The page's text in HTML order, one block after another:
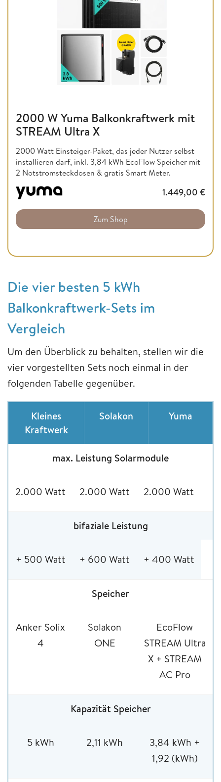
2000 W Yuma Balkonkraftwerk mit
STREAM Ultra X
2000 Watt Einsteiger-Paket, das jeder Nutzer selbst
installieren darf, inkl. 3,84 kWh EcoFlow Speicher mit
2 Notstromsteckdosen & gratis Smart Meter.
1.449,00 €
Zum Shop
Die vier besten 5 kWh
Balkonkraftwerk-Sets im
Vergleich
Um den Überblick zu behalten, stellen wir die
vier vorgestellten Sets noch einmal in der
folgenden Tabelle gegenüber.
Kleines
Kraftwerk
Solakon Yuma
max. Leistung Solarmodule
2.000 Watt 2.000 Watt 2.000 Watt
bifaziale Leistung
+ 500 Watt + 600 Watt + 400 Watt
Speicher
Anker Solix
4
Solakon
ONE
EcoFlow
STREAM Ultra
X + STREAM
AC Pro
Kapazität Speicher
5 kWh 2,11 kWh
3,84 kWh +
1,92 (kWh)